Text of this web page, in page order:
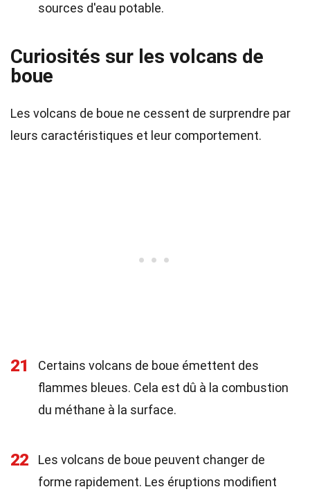
sources d'eau potable.
Curiosités sur les volcans de
boue
Les volcans de boue ne cessent de surprendre par
leurs caractéristiques et leur comportement.
21
Certains volcans de boue émettent des
flammes bleues. Cela est dû à la combustion
du méthane à la surface.
22
Les volcans de boue peuvent changer de
forme rapidement. Les éruptions modifient